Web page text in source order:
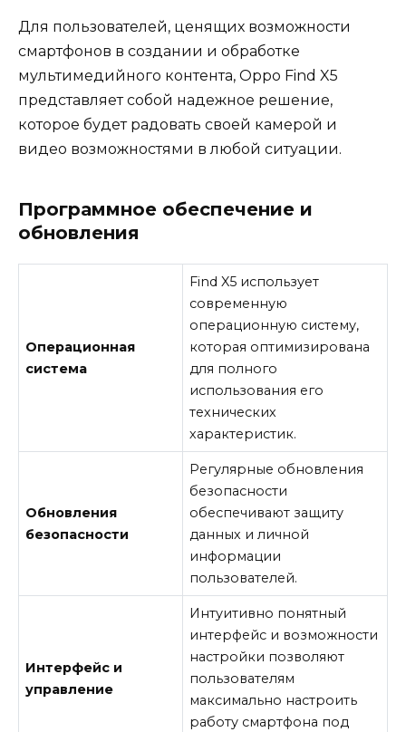
Для пользователей, ценящих возможности
смартфонов в создании и обработке
мультимедийного контента, Oppo Find X5
представляет собой надежное решение,
которое будет радовать своей камерой и
видео возможностями в любой ситуации.
Программное обеспечение и
обновления
Операционная
система
Find X5 использует
современную
операционную систему,
которая оптимизирована
для полного
использования его
технических
характеристик.
Обновления
безопасности
Регулярные обновления
безопасности
обеспечивают защиту
данных и личной
информации
пользователей.
Интерфейс и
управление
Интуитивно понятный
интерфейс и возможности
настройки позволяют
пользователям
максимально настроить
работу смартфона под